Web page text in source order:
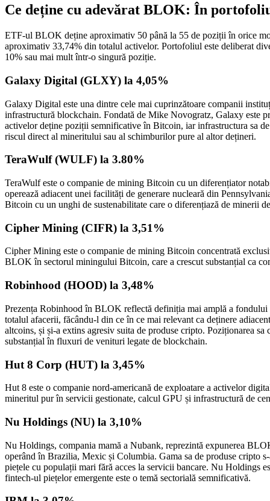
Ce deține cu adevărat BLOK: În
ETF-ul BLOK deține aproximativ 50 până la 55 de poziții în orice
aproximativ 33,74% din totalul activelor. Portofoliul este deliberat
10% sau mai mult într-o singură poziție.
Galaxy Digital (GLXY) la 4,05%
Galaxy Digital este una dintre cele mai cuprinzătoare companii
infrastructură blockchain. Fondată de Mike Novogratz, Galaxy este
activelor deține poziții semnificative în Bitcoin, iar infrastructura sa
riscul direct al mineritului sau al schimburilor pure al altor dețineri.
TeraWulf (WULF) la 3.80%
TeraWulf este o companie de mining Bitcoin cu un diferențiator
operează adiacent unei facilități de generare nucleară din
Bitcoin cu un unghi de sustenabilitate care o diferențiază de minerii
Cipher Mining (CIFR) la 3,51%
Cipher Mining este o companie de mining Bitcoin concentrată
BLOK în sectorul miningului Bitcoin, care a crescut substanțial ca
Robinhood (HOOD) la 3,48%
Prezența Robinhood în BLOK reflectă definiția mai amplă a
totalul afacerii, făcându-l din ce în ce mai relevant ca deținere
altcoins, și și-a extins agresiv suita de produse cripto. Poziționarea
substanțial în fluxuri de venituri legate de blockchain.
Hut 8 Corp (HUT) la 3,45%
Hut 8 este o companie nord-americană de exploatare a activelor
mineritul pur în servicii gestionate, calcul GPU și infrastructură de
Nu Holdings (NU) la 3,10%
Nu Holdings, compania mamă a Nubank, reprezintă expunerea
operând în Brazilia, Mexic și Columbia. Gama sa de produse cripto
piețele cu populații mari fără acces la servicii bancare. Nu Holdings
fintech-ul piețelor emergente este o temă sectorială semnificativă.